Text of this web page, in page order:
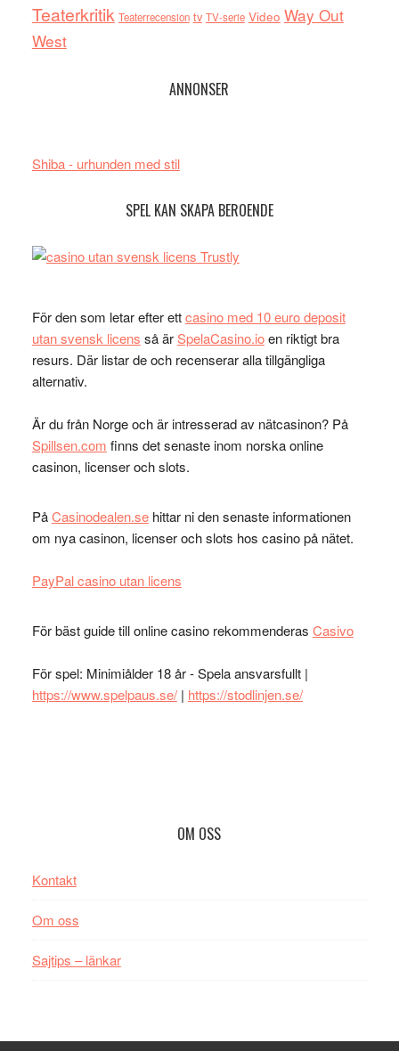
Teaterkritik Teaterrecension tv TV-serie Video Way Out
West
ANNONSER
Shiba - urhunden med stil
SPEL KAN SKAPA BEROENDE
För den som letar efter ettcasino med 10 euro deposit
utan svensk licens så ärSpelaCasino.ioen riktigt bra
resurs. Där listar de och recenserar alla tillgängliga
alternativ.
Är du från Norge och är intresserad av nätcasinon? På
Spillsen.com finns det senaste inom norska online
casinon, licenser och slots.
PåCasinodealen.sehittar ni den senaste informationen
om nya casinon, licenser och slots hos casino på nätet.
PayPal casino utan licens
För bäst guide till online casino rekommenderas Casivo
För spel: Minimiålder 18 år - Spela ansvarsfullt |
https://www.spelpaus.se/| https://stodlinjen.se/
OM OSS
Kontakt
Om oss
Sajtips – länkar